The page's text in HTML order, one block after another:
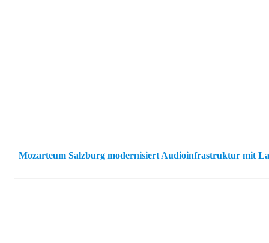
Mozarteum Salzburg modernisiert Audioinfrastruktur mit